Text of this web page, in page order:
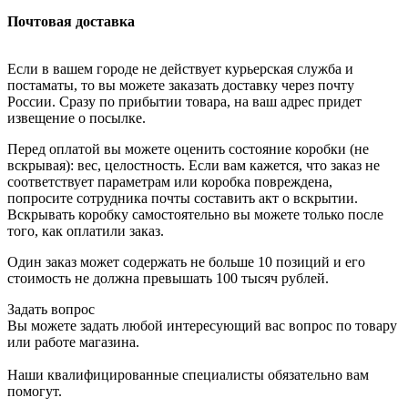
Почтовая доставка
Если в вашем городе не действует курьерская служба и
постаматы, то вы можете заказать доставку через почту
России. Сразу по прибытии товара, на ваш адрес придет
извещение о посылке.
Перед оплатой вы можете оценить состояние коробки (не
вскрывая): вес, целостность. Если вам кажется, что заказ не
соответствует параметрам или коробка повреждена,
попросите сотрудника почты составить акт о вскрытии.
Вскрывать коробку самостоятельно вы можете только после
того, как оплатили заказ.
Один заказ может содержать не больше 10 позиций и его
стоимость не должна превышать 100 тысяч рублей.
Задать вопрос
Вы можете задать любой интересующий вас вопрос по товару
или работе магазина.
Наши квалифицированные специалисты обязательно вам
помогут.